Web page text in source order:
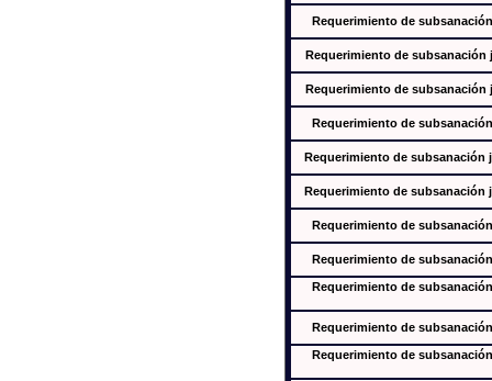
Requerimiento de
Requerimiento de subsanación
Requerimiento de subsanación
Requerimiento de
Requerimiento de subsanación
Requerimiento de subsanación
Requerimiento de
Requerimiento de
Requerimiento de
Requerimiento de
Requerimiento de